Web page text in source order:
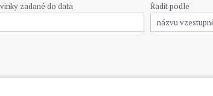
zadané do data Řadit podle